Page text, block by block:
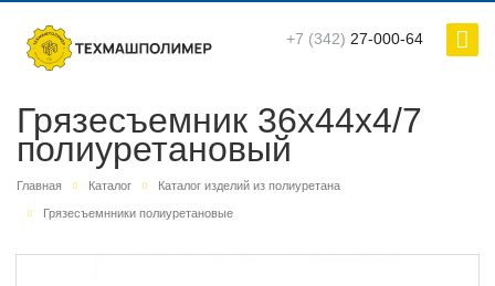
+7 (342) 27-000-64
Грязесъемник 36х44х4/7
полиуретановый
Главная Каталог Каталог изделий из полиуретана
Грязесъемнники полиуретановые